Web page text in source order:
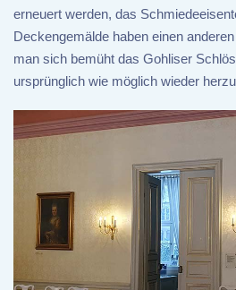
erneuert werden, das
Deckengemälde haben einen
man sich bemüht das Gohliser
ursprünglich wie möglich wieder